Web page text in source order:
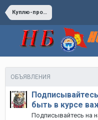
Куплю-продам САДОВО-ПАРКОВОЕ ОБОРУДОВАНИЕ
ОБЪЯВЛЕНИЯ
быть в курсе
Подписывайтесь на